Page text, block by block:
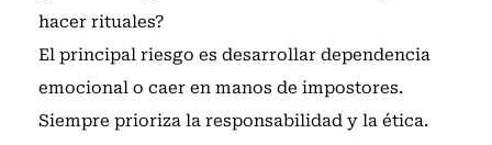
hacer rituales?
El principal riesgo es desarrollar dependencia
emocional o caer en manos de impostores.
Siempre prioriza la responsabilidad y la ética.